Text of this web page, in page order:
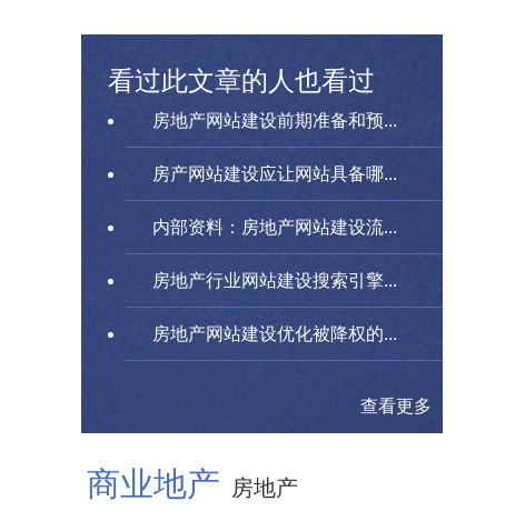
看过此文章的人也看过
房地产网站建设前期准备和预...
房产网站建设应让网站具备哪...
内部资料：房地产网站建设流...
房地产行业网站建设搜索引擎...
房地产网站建设优化被降权的...
查看更多
商业地产 房地产